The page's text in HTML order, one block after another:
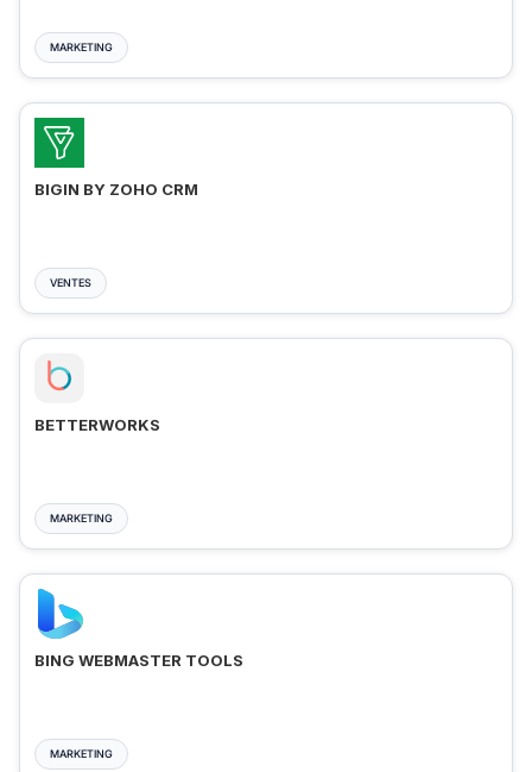
MARKETING
BIGIN BY ZOHO CRM
VENTES
BETTERWORKS
MARKETING
BING WEBMASTER TOOLS
MARKETING